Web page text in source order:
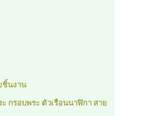
ชิ้นงาน
ะ กรอบพระ ตัวเรือนนาฬิกา สาย